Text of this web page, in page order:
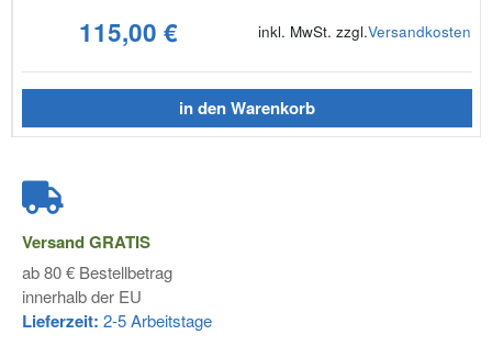
115,00 € inkl. MwSt. zzgl.Versandkosten
in den Warenkorb
VersandGRATIS
ab 80 € Bestellbetrag
innerhalb der EU
Lieferzeit: 2-5 Arbeitstage